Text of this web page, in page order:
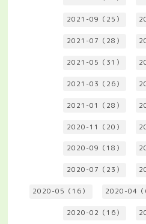
2021-09（25）
2021-07（28）
2021-05（31）
2021-03（26）
2021-01（28）
2020-11（20）
2020-09（18）
2020-07（23）
2020-05（16） 2020-04（
2020-02（16）